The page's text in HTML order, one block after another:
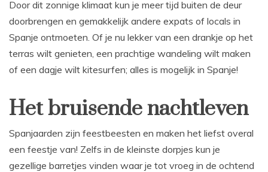
Door dit zonnige klimaat kun je meer tijd buiten de deur
doorbrengen en gemakkelijk andere expats of locals in
Spanje ontmoeten. Of je nu lekker van een drankje op het
terras wilt genieten, een prachtige wandeling wilt maken
of een dagje wilt kitesurfen; alles is mogelijk in Spanje!
Het bruisende nachtleven
Spanjaarden zijn feestbeesten en maken het liefst overal
een feestje van! Zelfs in de kleinste dorpjes kun je
gezellige barretjes vinden waar je tot vroeg in de ochtend